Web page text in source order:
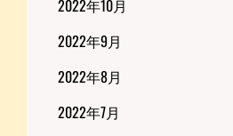
2022年10月
2022年9月
2022年8月
2022年7月